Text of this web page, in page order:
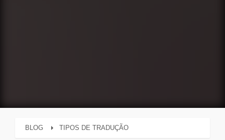
BLOG TIPOS DE TRADUÇÃO